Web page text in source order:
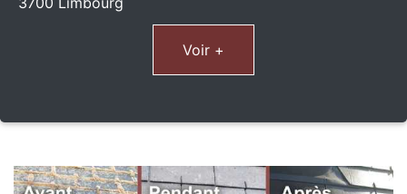
Voir +